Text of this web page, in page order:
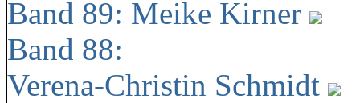
Band 89: Meike Kirner
Band 88:
Verena-Christin Schmidt